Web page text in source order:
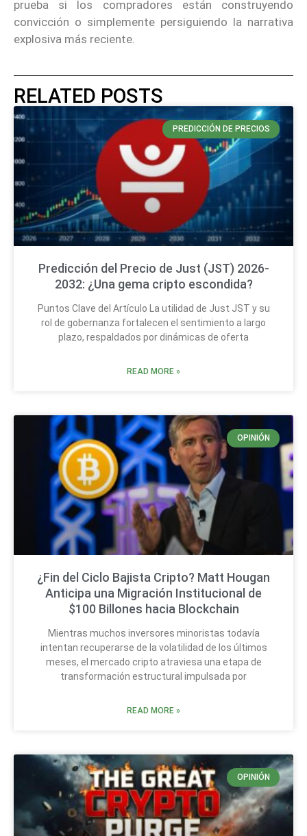
prueba si los compradores están construyendo
convicción o simplemente persiguiendo la narrativa
explosiva más reciente.
RELATED POSTS
PREDICCIÓN DE PRECIOS
Predicción del Precio de Just (JST) 2026-
2032: ¿Una gema cripto escondida?
Puntos Clave del Artículo La utilidad de Just JST y su
rol de gobernanza fortalecen el sentimiento a largo
plazo, respaldados por dinámicas de oferta
READ MORE »
OPINIÓN
¿Fin del Ciclo Bajista Cripto? Matt Hougan
Anticipa una Migración Institucional de
$100 Billones hacia Blockchain
Mientras muchos inversores minoristas todavía
intentan recuperarse de la volatilidad de los últimos
meses, el mercado cripto atraviesa una etapa de
transformación estructural impulsada por
READ MORE »
OPINIÓN